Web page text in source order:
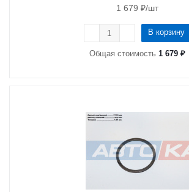
1 679 ₽/шт
В корзину
Общая стоимость 1 679 ₽